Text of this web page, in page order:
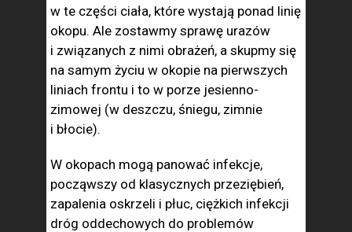
w te części ciała, które wystają ponad linię
okopu. Ale zostawmy sprawę urazów
i związanych z nimi obrażeń, a skupmy się
na samym życiu w okopie na pierwszych
liniach frontu i to w porze jesienno-
zimowej (w deszczu, śniegu, zimnie
i błocie).
W okopach mogą panować infekcje,
począwszy od klasycznych przeziębień,
zapalenia oskrzeli i płuc, ciężkich infekcji
dróg oddechowych do problemów